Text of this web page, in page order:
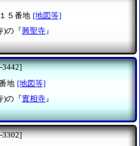
５番地 [地図等]
)の『興聖寺』
3442]
地 [地図等]
)の『實相寺』
3302]